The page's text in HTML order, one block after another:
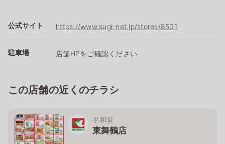
公式サイト https://www.sugi-net.jp/stores/8501
駐車場 店舗HPをご確認ください
この店舗の近くのチラシ
平和堂
東舞鶴店